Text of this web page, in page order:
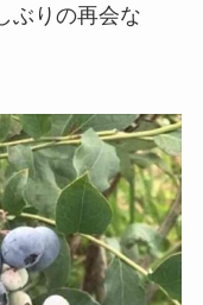
ぶりの再会な